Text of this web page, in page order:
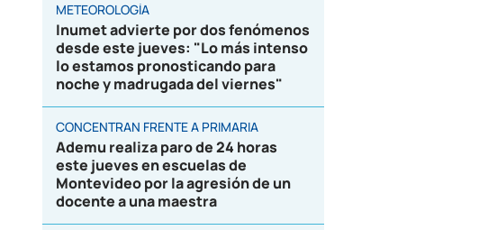
METEOROLOGÍA
Inumet advierte por dos fenómenos
desde este jueves: "Lo más intenso
lo estamos pronosticando para
noche y madrugada del viernes"
CONCENTRAN FRENTE A PRIMARIA
Ademu realiza paro de 24 horas
este jueves en escuelas de
Montevideo por la agresión de un
docente a una maestra